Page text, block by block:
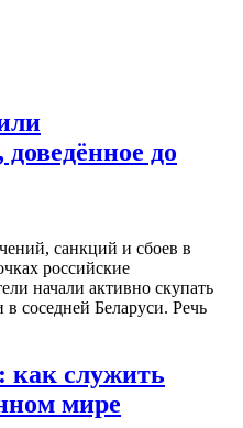
до
санкций и сбоев в
российские
начали активно скупать
соседней Беларуси. Речь
служить
мире